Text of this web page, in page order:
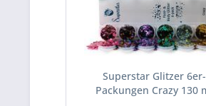
Superstar Glitzer 6er-
Packungen Crazy 130